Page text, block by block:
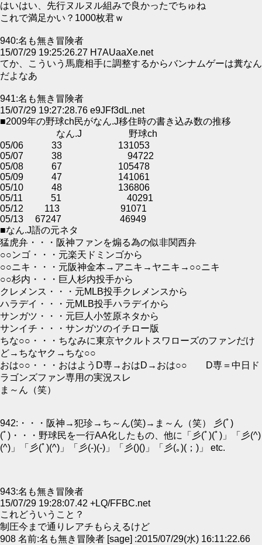
はいはい、先行ヌルヌル組みで良かったでちゅね
これで満足かい？1000枚君ｗ
940:名も無き冒険者
15/07/29 19:25:26.27 H7AUaaXe.net
てか、こういう馬鹿相手に調整するからバンナムゲーは糞なん
だよなあ
941:名も無き冒険者
15/07/29 19:27:28.76 e9JFf3dL.net
■2009年の野球ch民がなん.J移住時の書き込み数の推移
なん.J 野球ch
05/06 33 131053
05/07 38 94722
05/08 67 105478
05/09 47 141061
05/10 48 136806
05/11 51 40291
05/12 113 91071
05/13 67247 46949
■なん.J語の元ネタ
猛虎弁・・・阪神ファンを煽る為の似非関西弁
○○ンゴ・・・元楽天ドミンゴから
○○ニキ・・・元阪神金本→アニキ→ヤニキ→○○ニキ
○○杉内・・・巨人杉内投手から
クレメンス・・・元MLB投手クレメンスから
ハラデイ・・・元MLB投手ハラデイから
サンガツ・・・元巨人小笠原ネタから
サンイチ・・・サンガツのイチロー版
ちな○○・・・ちなみに東京ヤクルトスワローズのファンだけ
ど→ちなヤク→ちな○○
おは○○・・・おはようD専→おはD→おは○○ D専＝中日ド
ラゴンズファン専用の実況スレ
ま～ん（笑）
942:・・・阪神→犯珍→ち～ん(笑)→ま～ん（笑） 彡(ﾟ)
(ﾟ)・・・野球民を一行AA化したもの、他に「彡(ﾟ)(ﾟ)」「彡(^)
(^)」「彡(ﾟ)(^)」「彡(-)(-)」「彡()()」「彡(｡)(；)」 etc.
943:名も無き冒険者
15/07/29 19:28:07.42 +LQ/FFBC.net
これどういうこと？
制圧今まで通りレアチもらえるけど
908 名前:名も無き冒険者 [sage] :2015/07/29(水) 16:11:22.66